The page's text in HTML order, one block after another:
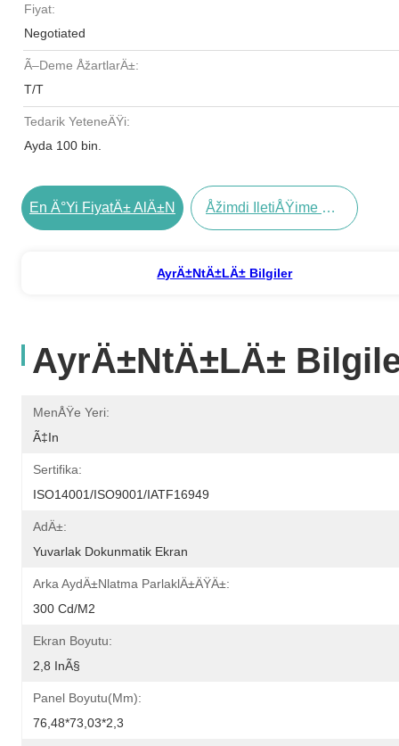
Fiyat:
Negotiated
Ã–Deme ÅžartlarÄ±:
T/T
Tedarik YeteneÄŸi:
Ayda 100 bin.
En Ä°yi FiyatÄ± AlÄ±n Åžimdi IletiÅŸime GeÃ§in
AyrÄ±ntÄ±lÄ± Bilgiler
AyrÄ±ntÄ±lÄ±
MenÅŸe Yeri:
Ã‡in
Sertifika:
ISO14001/ISO9001/IATF16949
AdÄ±:
Yuvarlak Dokunmatik Ekran
Arka AydÄ±nlatma ParlaklÄ±ÄŸÄ±:
300 Cd/m2
Ekran Boyutu:
2,8 InÃ§
Panel Boyutu(mm):
76,48*73,03*2,3